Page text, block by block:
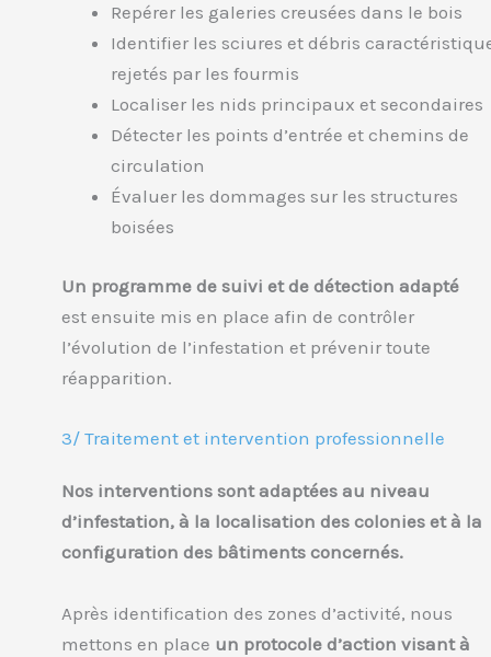
Repérer les galeries creusées dans le bois
Identifier les sciures et débris
rejetés par les fourmis
Localiser les nids principaux et secondaires
Détecter les points d’entrée et chemins de
circulation
Évaluer les dommages sur les structures
boisées
Un programme de suivi et de détection adapté
est ensuite mis en place afin de contrôler
l’évolution de l’infestation et prévenir toute
réapparition.
3/ Traitement et intervention professionnelle
Nos interventions sont adaptées au niveau
d’infestation, à la localisation des colonies et à la
configuration des bâtiments concernés.
Après identification des zones d’activité, nous
mettons en place un protocole d’action visant à